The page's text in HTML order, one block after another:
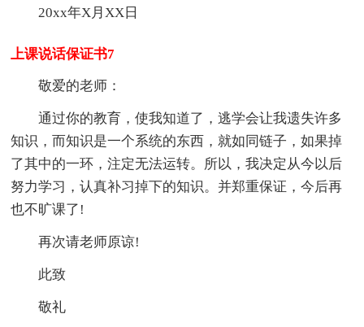
20xx年X月XX日
上课说话保证书7
敬爱的老师：
通过你的教育，使我知道了，逃学会让我遗失许多
知识，而知识是一个系统的东西，就如同链子，如果掉
了其中的一环，注定无法运转。所以，我决定从今以后
努力学习，认真补习掉下的知识。并郑重保证，今后再
也不旷课了!
再次请老师原谅!
此致
敬礼